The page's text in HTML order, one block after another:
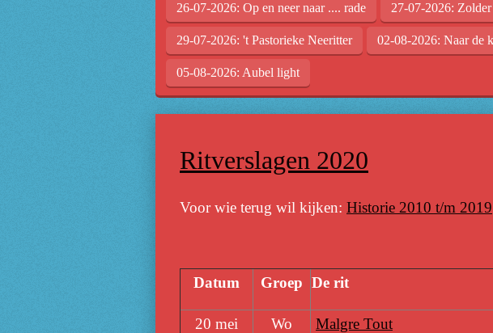
26-07-2026: Op en neer naar .... rade 27-07-2026: Zolder
29-07-2026: 't Pastorieke Neeritter 02-08-2026: Naar de
05-08-2026: Aubel light
Ritverslagen 2020
Voor wie terug wil kijken: Historie 2010 t/m 2019
Datum Groep De rit
20 mei Wo Malgre Tout